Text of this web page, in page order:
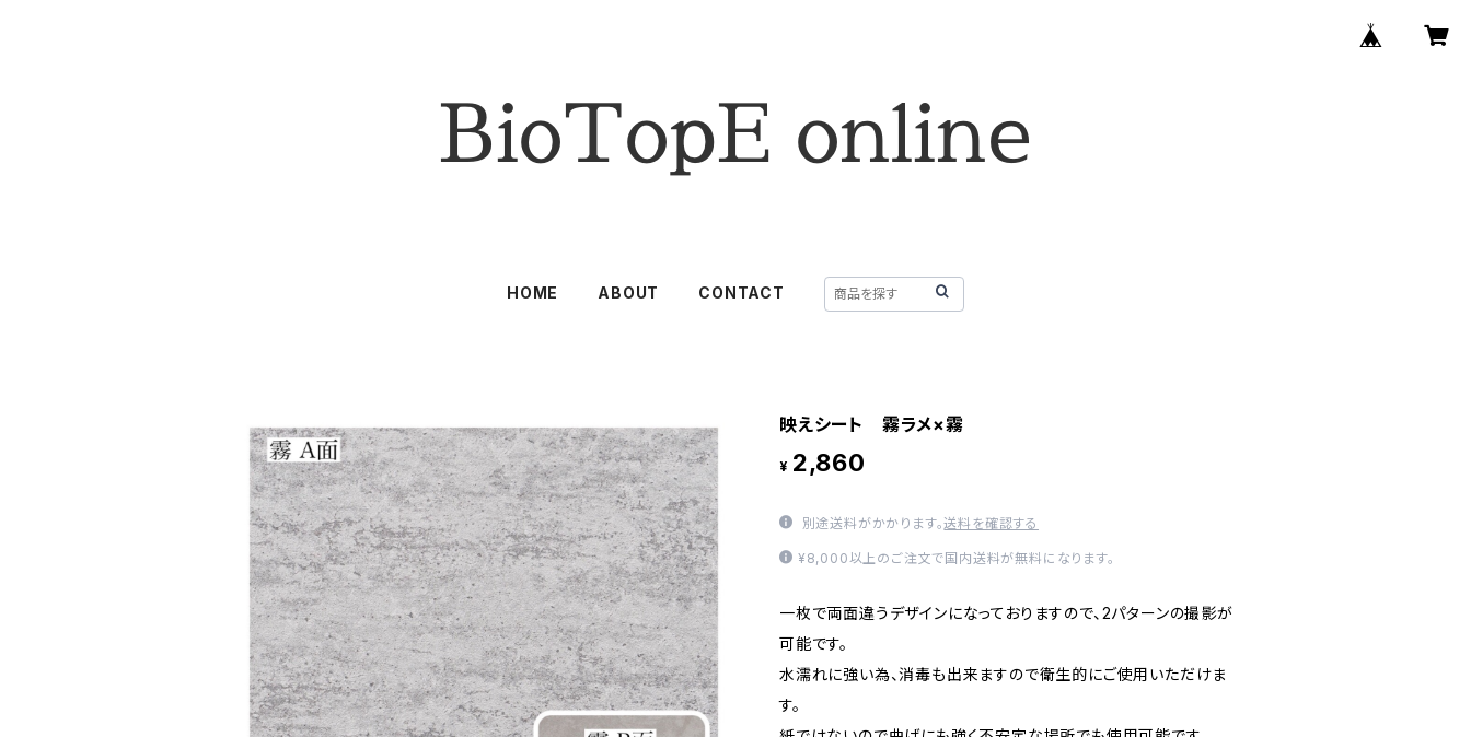
HOME ABOUT CONTACT
映えシート 霧ラメ×霧
¥ 2,860
別途送料がかかります。送料を確認する
¥8,000以上のご注文で国内送料が無料になります。
一枚で両面違うデザインになっておりますので、2パターンの撮影が
可能です。
水濡れに強い為、消毒も出来ますので衛生的にご使用いただけま
す。